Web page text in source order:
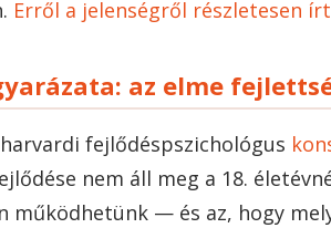
Erről a jelenségről részletesen
az elme
fejlődéspszichológus
nem áll meg a 18.
működhetünk — és az, hogy